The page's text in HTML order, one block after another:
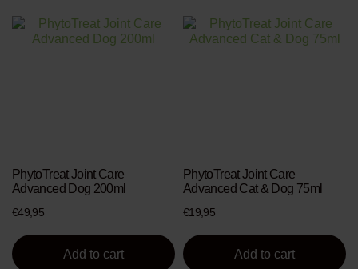
PhytoTreat Joint Care
Advanced Dog 200ml
€49,95
Add to cart
PhytoTreat Joint Care
Advanced Cat & Dog 75ml
€19,95
Add to cart